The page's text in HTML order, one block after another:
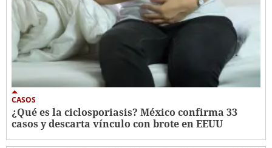
CASOS
¿Qué es la ciclosporiasis? México confirma 33
casos y descarta vínculo con brote en EEUU